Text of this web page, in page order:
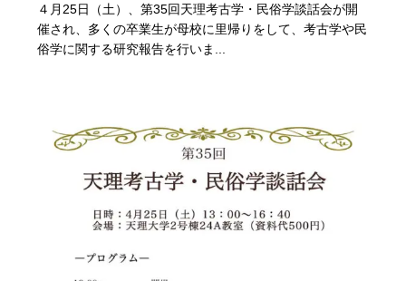
４月25日（土）、第35回天理考古学・民俗学談話会が開
催され、多くの卒業生が母校に里帰りをして、考古学や民
俗学に関する研究報告を行いま...